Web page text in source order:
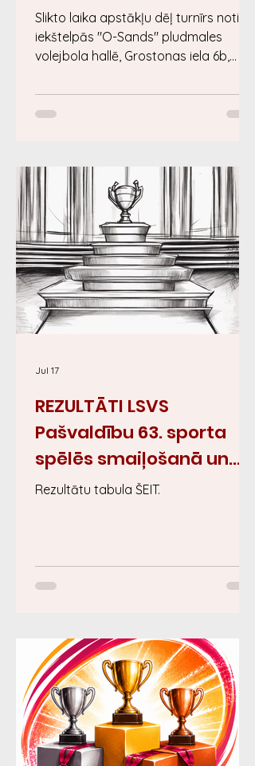
Volejbolā Rīgā
25.07.2026
Slikto laika apstākļu dēļ turnīrs notiks
iekštelpās "O-Sands" pludmales
volejbola hallē, Grostonas iela 6b,
Kalendāru var iepazīties ŠEIT.
REZULTĀTI LSVS
Pašvaldību 63. sporta
spēlēs smaiļošanā un
kanoe airēšanā MASTER
Rezultātu tabula ŠEIT.
Jul 17